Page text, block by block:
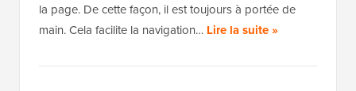
la page. De cette façon, il est toujours à portée de
main. Cela facilite la navigation… Lire la suite »